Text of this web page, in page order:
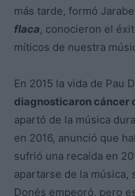
más tarde, formó
flaca, conocieron el
míticos de nuestra
En 2015 la vida de Pau
diagnosticaron cáncer
apartó de la música
en 2016, anunció que
sufrió una recaída en
apartarse de la música,
Donés empeoró, pero